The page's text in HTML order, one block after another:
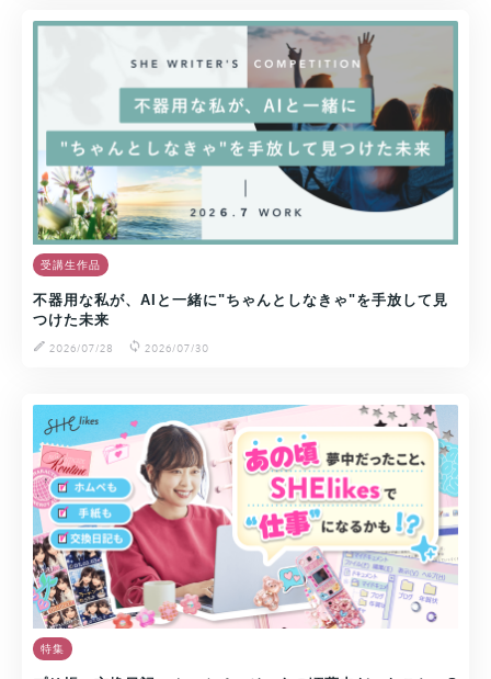
受講生作品
不器用な私が、AIと一緒に"ちゃんとしなきゃ"を手放して見
つけた未来
2026/07/28
2026/07/30
特集